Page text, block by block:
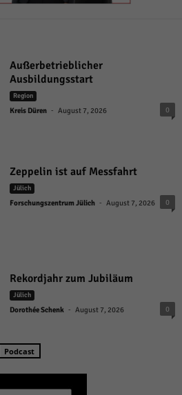
Außerbetrieblicher
Ausbildungsstart
Region
Kreis Düren - August 7, 2026 0
Zeppelin ist auf Messfahrt
Jülich
Forschungszentrum Jülich - August 7, 2026 0
Rekordjahr zum Jubiläum
Jülich
Dorothée Schenk - August 7, 2026 0
Podcast